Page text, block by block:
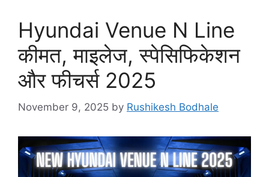
r
i
e
s
Hyundai Venue N Line
कीमत, माइलेज, स्पेसिफिकेशन
और फीचर्स 2025
November 9, 2025 by Rushikesh Bodhale